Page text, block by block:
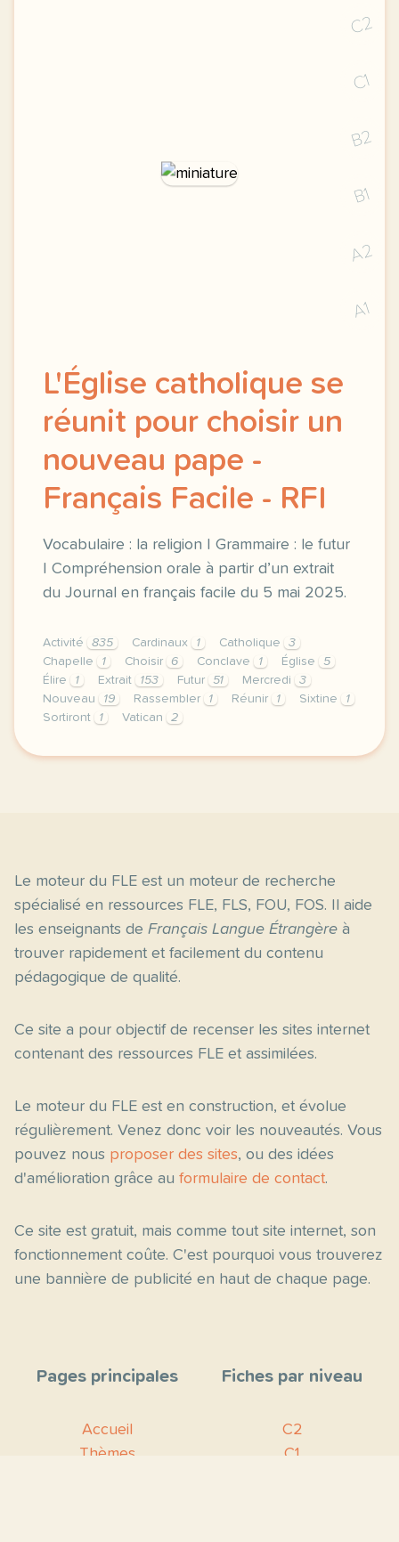
C2
C1
B2
B1
A2
A1
L'Église catholique se
réunit pour choisir un
nouveau pape -
Français Facile - RFI
Vocabulaire : la religion | Grammaire : le futur
| Compréhension orale à partir d’un extrait
du Journal en français facile du 5 mai 2025.
Activité 835 Cardinaux 1 Catholique
3
Chapelle
1 Choisir 6 Conclave 1 Église
5
Élire
1 Extrait 153 Futur 51 Mercredi
3
Nouveau
19 Rassembler 1 Réunir 1 Sixtine
1
Sortiront
1 Vatican 2
exercice a2 l eglise catholique se reunit pour
Le moteur du FLE est un moteur de recherche
spécialisé en ressources FLE, FLS, FOU, FOS. Il aide
les enseignants de Français Langue Étrangère à
trouver rapidement et facilement du contenu
pédagogique de qualité.
Ce site a pour objectif de recenser les sites internet
contenant des ressources FLE et assimilées.
Le moteur du FLE est en construction, et évolue
régulièrement. Venez donc voir les nouveautés. Vous
pouvez nous proposer des sites, ou des idées
d'amélioration grâce au formulaire de contact.
Ce site est gratuit, mais comme tout site internet, son
fonctionnement coûte. C'est pourquoi vous trouverez
une bannière de publicité en haut de chaque page.
Pages principales
Accueil
Thèmes
Fiches par niveau
C2
C1